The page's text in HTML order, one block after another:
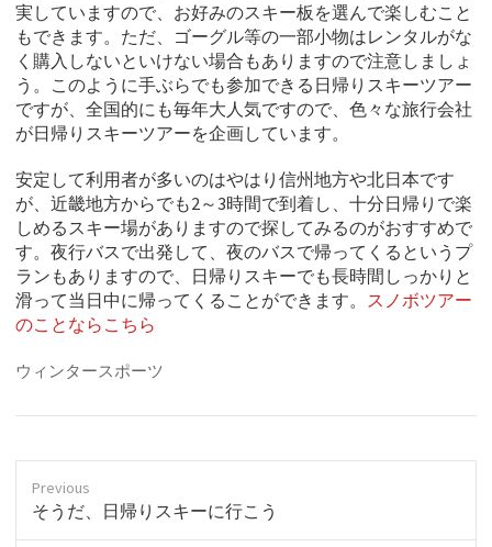
実していますので、お好みのスキー板を選んで楽しむこと
もできます。ただ、ゴーグル等の一部小物はレンタルがな
く購入しないといけない場合もありますので注意しましょ
う。このように手ぶらでも参加できる日帰りスキーツアー
ですが、全国的にも毎年大人気ですので、色々な旅行会社
が日帰りスキーツアーを企画しています。
安定して利用者が多いのはやはり信州地方や北日本です
が、近畿地方からでも2～3時間で到着し、十分日帰りで楽
しめるスキー場がありますので探してみるのがおすすめで
す。夜行バスで出発して、夜のバスで帰ってくるというプ
ランもありますので、日帰りスキーでも長時間しっかりと
滑って当日中に帰ってくることができます。 スノボツアー
のことならこちら
ウィンタースポーツ
Previous
P
そうだ、日帰りスキーに行こう